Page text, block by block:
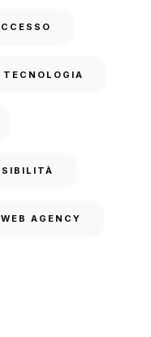
TECNOLOGIA
WEB AGENCY